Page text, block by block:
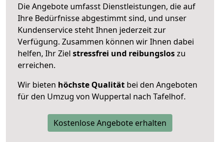
Die Angebote umfasst Dienstleistungen, die auf
Ihre Bedürfnisse abgestimmt sind, und unser
Kundenservice steht Ihnen jederzeit zur
Verfügung. Zusammen können wir Ihnen dabei
helfen, Ihr Ziel stressfrei und reibungsloszu
erreichen.
Wir bieten höchste Qualität bei den Angeboten
für den Umzug von Wuppertal nach Tafelhof.
Kostenlose Angebote erhalten